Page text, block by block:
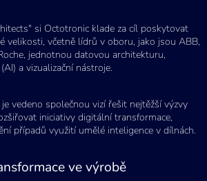
si Octotronic klade za cíl poskytovat
velikosti, včetně lídrů v oboru, jako jsou ABB,
jednotnou datovou architekturu,
a vizualizační nástroje.
vedeno společnou vizí řešit nejtěžší výzvy
iniciativy digitální transformace,
případů využití umělé inteligence v dílnách.
ve výrobě